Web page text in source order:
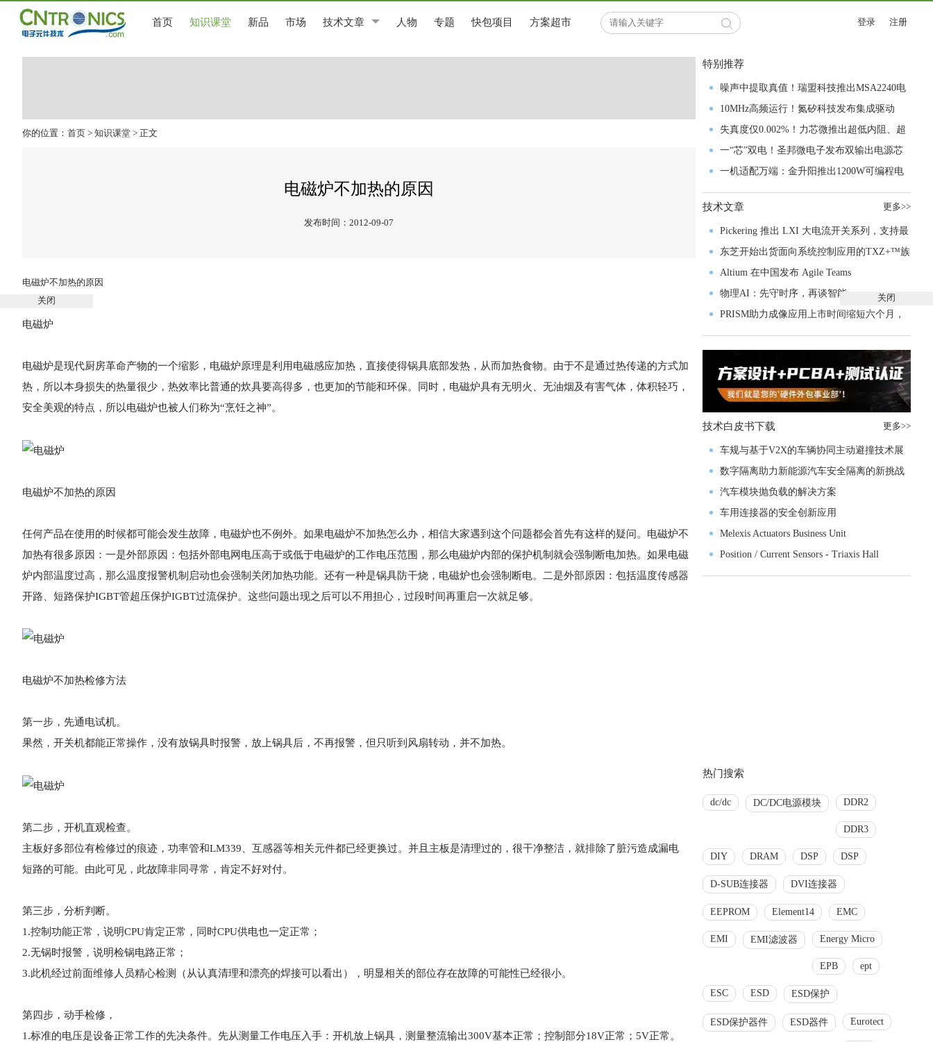
首页 知识课堂 新品 市场 技术文章 人物 专题 快包项目 方案超市 登录 注册
你的位置： 首页 > 知识课堂 > 正文
电磁炉不加热的原因
发布时间：2012-09-07
电磁炉不加热的原因
电磁炉
电磁炉是现代厨房革命产物的一个缩影，电磁炉原理是利用电磁感应加热，直接使得锅具底部发热，从而加热食物。由于不是通过热传递的方式加
热，所以本身损失的热量很少，热效率比普通的炊具要高得多，也更加的节能和环保。同时，电磁炉具有无明火、无油烟及有害气体，体积轻巧，
安全美观的特点，所以电磁炉也被人们称为“烹饪之神”。
电磁炉不加热的原因
任何产品在使用的时候都可能会发生故障，电磁炉也不例外。如果电磁炉不加热怎么办，相信大家遇到这个问题都会首先有这样的疑问。电磁炉不
加热有很多原因：一是外部原因：包括外部电网电压高于或低于电磁炉的工作电压范围，那么电磁炉内部的保护机制就会强制断电加热。如果电磁
炉内部温度过高，那么温度报警机制启动也会强制关闭加热功能。还有一种是锅具防干烧，电磁炉也会强制断电。二是外部原因：包括温度传感器
开路、短路保护IGBT管超压保护IGBT过流保护。这些问题出现之后可以不用担心，过段时间再重启一次就足够。
电磁炉不加热检修方法
第一步，先通电试机。
果然，开关机都能正常操作，没有放锅具时报警，放上锅具后，不再报警，但只听到风扇转动，并不加热。
第二步，开机直观检查。
主板好多部位有检修过的痕迹，功率管和LM339、互感器等相关元件都已经更换过。并且主板是清理过的，很干净整洁，就排除了脏污造成漏电
短路的可能。由此可见，此故障非同寻常，肯定不好对付。
第三步，分析判断。
1.控制功能正常，说明CPU肯定正常，同时CPU供电也一定正常；
2.无锅时报警，说明检锅电路正常；
3.此机经过前面维修 人员精心检测（从认真清理和漂亮的焊接可以看出），明显相关的部位存在故障的可能性已经很小。
第四步，动手检修，
1.标准的电压是设备正常工作的先决条件。先从测量工作电压入手：开机放上锅具，测量整流输出300V基本正常；控制部分18V正常；5V正常。
特别推荐
噪声中提取真值！瑞盟科技推出MSA2240电
流检测芯片赋能多元高端测量场景
10MHz高频运行！氮矽科技发布集成驱动
GaN芯片，助力电源能效再攀新高
失真度仅0.002%！力芯微推出超低内阻、超
低失真4PST模拟开关
一“芯”双电！圣邦微电子发布双输出电源芯
片，简化AFE与音频设计
一机适配万端：金升阳推出1200W可编程电
源，赋能高端装备制造
技术文章 更多>>
Pickering 推出 LXI 大电流开关系列，支持最
高 80A、300V 信号
东芝开始出货面向系统控制应用的TXZ+™族
入门级M4V组
Altium 在中国发布 Agile Teams
物理AI：先守时序，再谈智能
PRISM助力成像应用上市时间缩短六个月，
实战指南一文解读
技术白皮书下载 更多>>
车规与基于V2X的车辆协同主动避撞技术展
望
数字隔离助力新能源汽车安全隔离的新挑战
汽车模块抛负载的解决方案
车用连接器的安全创新应用
Melexis Actuators Business Unit
Position / Current Sensors - Triaxis Hall
热门搜索
dc/dc DC/DC电源模块 DDR2
DDR3
DIY DRAM DSP DSP
D-SUB连接器 DVI连接器
EEPROM Element14 EMC
EMI EMI滤波器 Energy Micro
EPB ept
ESC ESD ESD保护
ESD保护器件 ESD器件 Eurotect
关闭 关闭